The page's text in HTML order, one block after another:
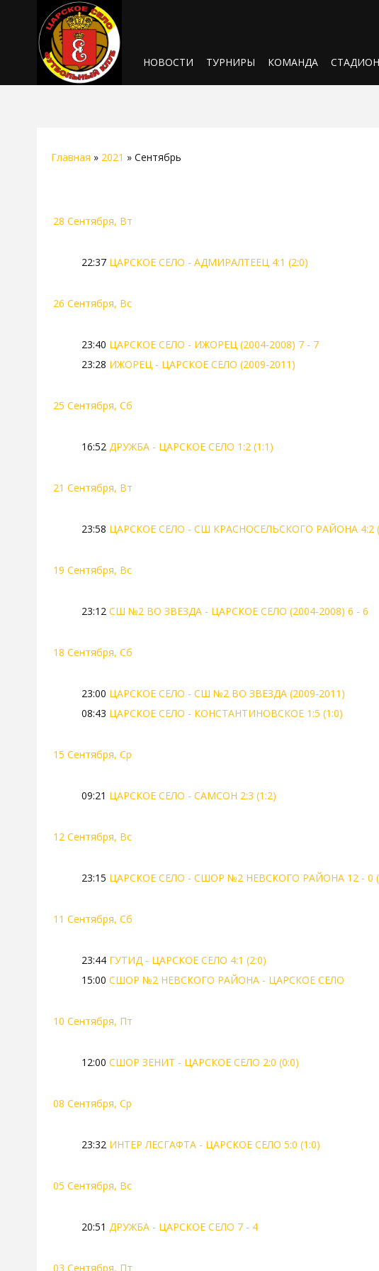
НОВОСТИ ТУРНИРЫ КОМАНДА СТАДИОН
Главная » 2021 » Сентябрь
28 Сентября, Вт
22:37 ЦАРСКОЕ СЕЛО - АДМИРАЛТЕЕЦ 4:1 (2:0)
26 Сентября, Вс
23:40 ЦАРСКОЕ СЕЛО - ИЖОРЕЦ (2004-2008) 7 - 7
23:28 ИЖОРЕЦ - ЦАРСКОЕ СЕЛО (2009-2011)
25 Сентября, Сб
16:52 ДРУЖБА - ЦАРСКОЕ СЕЛО 1:2 (1:1)
21 Сентября, Вт
23:58 ЦАРСКОЕ СЕЛО - СШ КРАСНОСЕЛЬСКОГО РАЙОНА 4:2
19 Сентября, Вс
23:12 СШ №2 ВО ЗВЕЗДА - ЦАРСКОЕ СЕЛО (2004-2008) 6 - 6
18 Сентября, Сб
23:00 ЦАРСКОЕ СЕЛО - СШ №2 ВО ЗВЕЗДА (2009-2011)
08:43 ЦАРСКОЕ СЕЛО - КОНСТАНТИНОВСКОЕ 1:5 (1:0)
15 Сентября, Ср
09:21 ЦАРСКОЕ СЕЛО - САМСОН 2:3 (1:2)
12 Сентября, Вс
23:15 ЦАРСКОЕ СЕЛО - СШОР №2 НЕВСКОГО РАЙОНА 12 - 0
11 Сентября, Сб
23:44 ГУТИД - ЦАРСКОЕ СЕЛО 4:1 (2:0)
15:00 СШОР №2 НЕВСКОГО РАЙОНА - ЦАРСКОЕ СЕЛО
10 Сентября, Пт
12:00 СШОР ЗЕНИТ - ЦАРСКОЕ СЕЛО 2:0 (0:0)
08 Сентября, Ср
23:32 ИНТЕР ЛЕСГАФТА - ЦАРСКОЕ СЕЛО 5:0 (1:0)
05 Сентября, Вс
20:51 ДРУЖБА - ЦАРСКОЕ СЕЛО 7 - 4
03 Сентября, Пт